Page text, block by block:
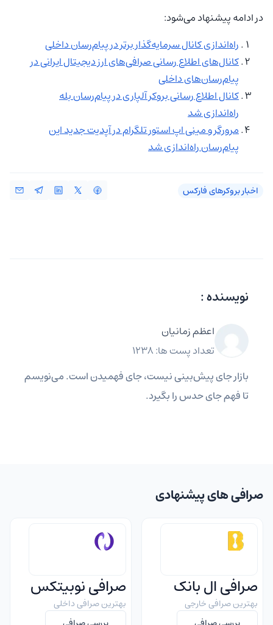
در ادامه پیشنهاد می‌شود:
راه‌اندازی کانال سرمایه‌گذار برتر در پیام‌رسان داخلی
کانال‌های اطلاع رسانی صرافی‌های ارز دیجیتال ایرانی در
پیام‌رسان‌های داخلی
کانال اطلاع رسانی بروکر آلپاری در پیام‌رسان بله
راه‌اندازی شد
مرورگر و مینی‌ اپ استور تلگرام در آپدیت جدید این
پیام‌رسان راه‌اندازی شد
اخبار بروکرهای فارکس
نویسنده :
اعظم زمانیان
تعداد پست ها: 1238
بازار جای پیش‌بینی نیست، جای فهمیدن است. می‌نویسم
تا فهم جای حدس را بگیرد.
صرافی های پیشنهادی
صرافی ال بانک
بهترین صرافی خارجی
صرافی نوبیتکس
بهترین صرافی داخلی